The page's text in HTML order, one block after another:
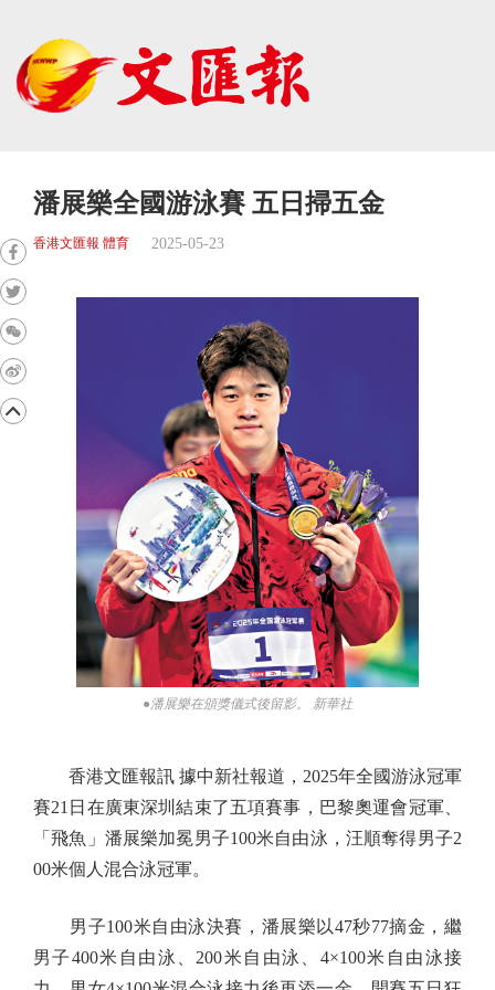
潘展樂全國游泳賽 五日掃五金
香港文匯報 體育 2025-05-23
●潘展樂在頒獎儀式後留影。 新華社
香港文匯報訊 據中新社報道，2025年全國游泳冠軍
賽21日在廣東深圳結束了五項賽事，巴黎奧運會冠軍、
「飛魚」潘展樂加冕男子100米自由泳，汪順奪得男子2
00米個人混合泳冠軍。
男子100米自由泳決賽，潘展樂以47秒77摘金，繼
男子400米自由泳、200米自由泳、4×100米自由泳接